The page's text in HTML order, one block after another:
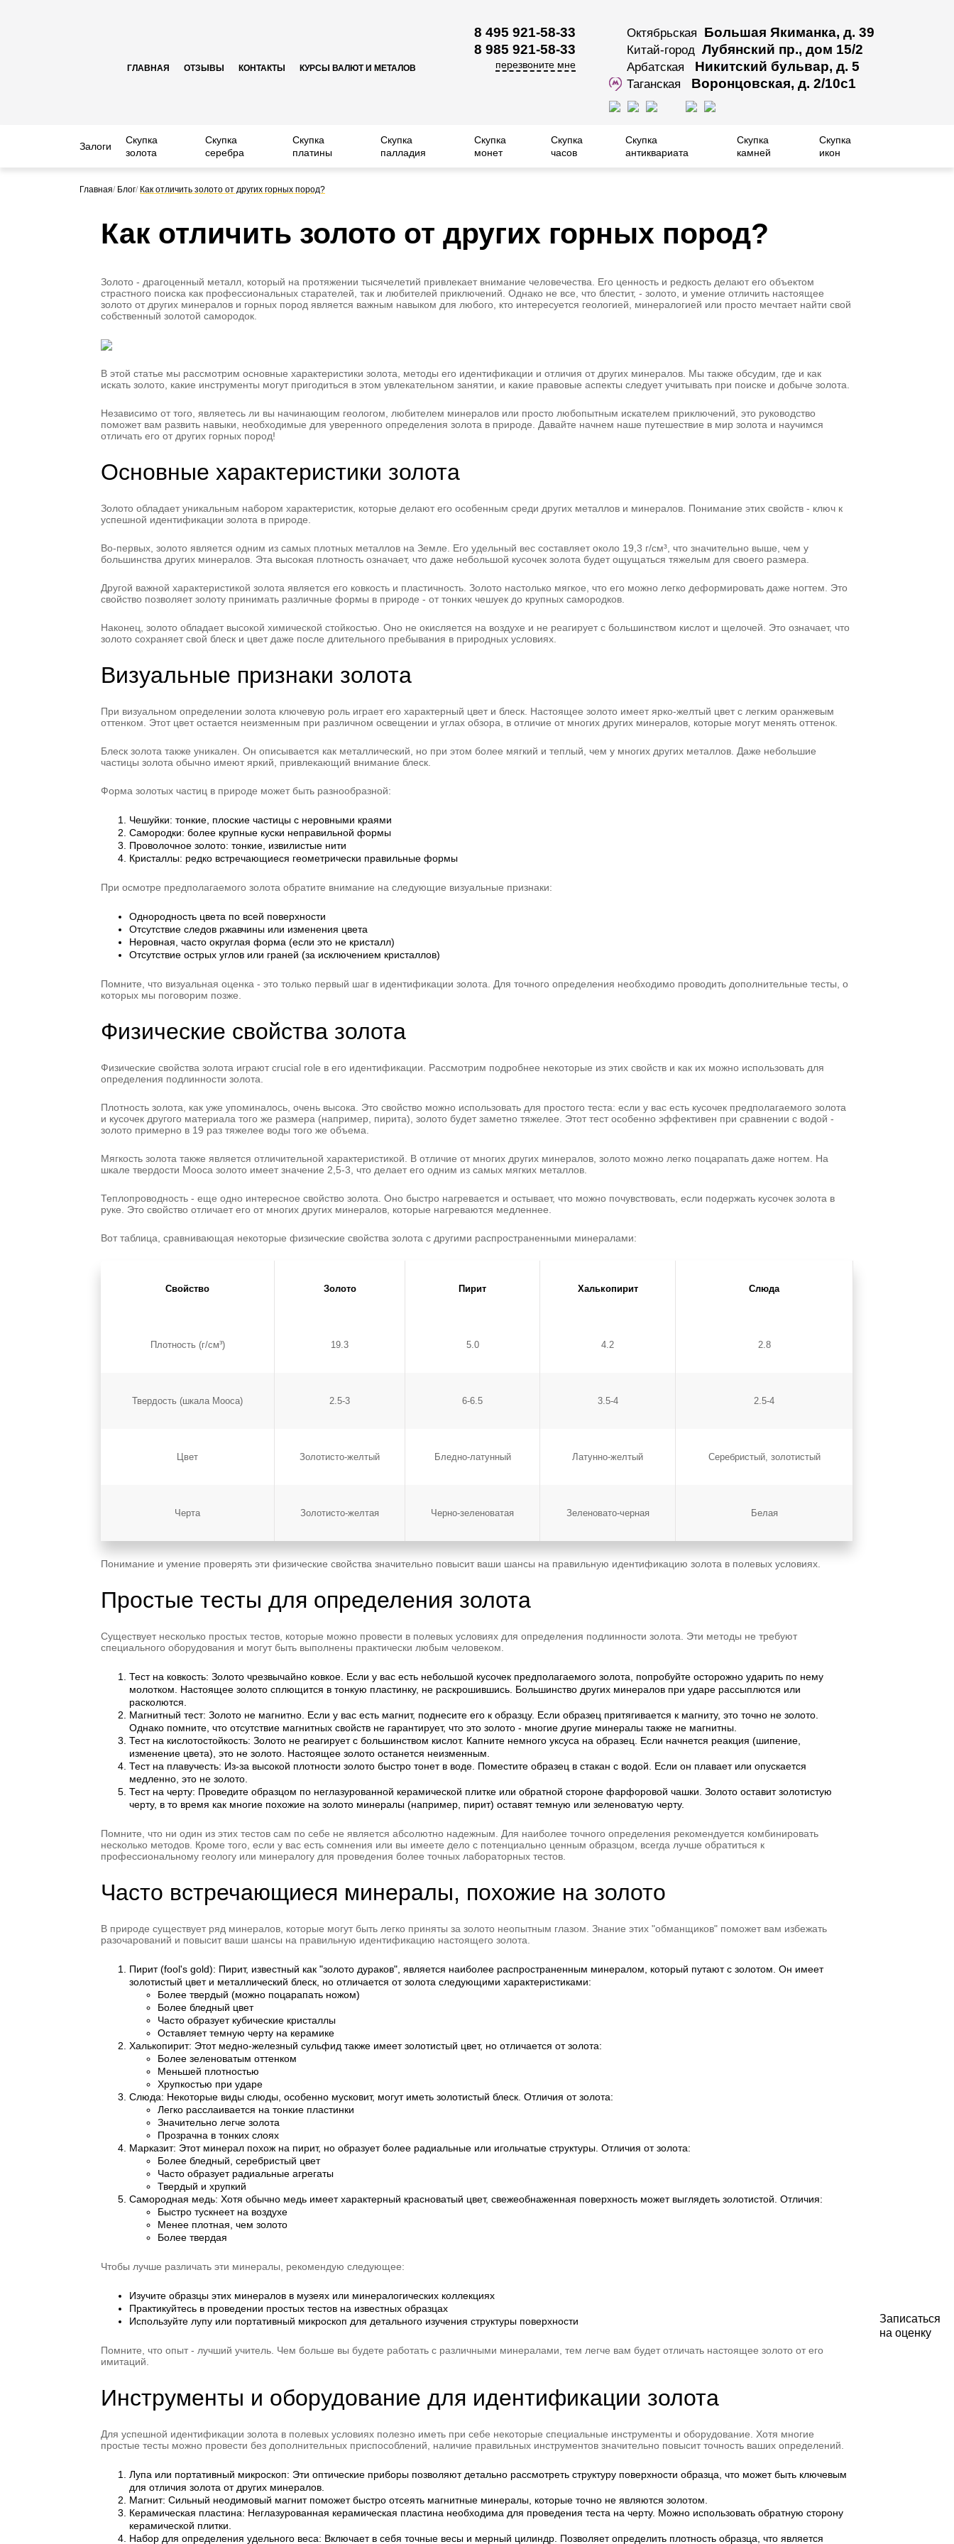
ГЛАВНАЯ ОТЗЫВЫ КОНТАКТЫ КУРСЫ ВАЛЮТ И МЕТАЛОВ
8 495 921-58-33
8 985 921-58-33
перезвоните мне
Октябрьская Большая Якиманка, д. 39
Китай-город Лубянский пр., дом 15/2
Арбатская Никитский бульвар, д. 5
Таганская Воронцовская, д. 2/10с1
Залоги
Скупка
золота
Скупка
серебра
Скупка
платины
Скупка
палладия
Скупка
монет
Скупка
часов
Скупка
антиквариата
Скупка
камней
Скупка
икон
Главная/ Блог/ Как отличить золото от других горных пород?
Как отличить золото от других горных пород?
Золото - драгоценный металл, который на протяжении тысячелетий привлекает внимание человечества. Его ценность и редкость делают его объектом
страстного поиска как профессиональных старателей, так и любителей приключений. Однако не все, что блестит, - золото, и умение отличить настоящее
золото от других минералов и горных пород является важным навыком для любого, кто интересуется геологией, минералогией или просто мечтает найти свой
собственный золотой самородок.
В этой статье мы рассмотрим основные характеристики золота, методы его идентификации и отличия от других минералов. Мы также обсудим, где и как
искать золото, какие инструменты могут пригодиться в этом увлекательном занятии, и какие правовые аспекты следует учитывать при поиске и добыче золота.
Независимо от того, являетесь ли вы начинающим геологом, любителем минералов или просто любопытным искателем приключений, это руководство
поможет вам развить навыки, необходимые для уверенного определения золота в природе. Давайте начнем наше путешествие в мир золота и научимся
отличать его от других горных пород!
Основные характеристики золота
Золото обладает уникальным набором характеристик, которые делают его особенным среди других металлов и минералов. Понимание этих свойств - ключ к
успешной идентификации золота в природе.
Во-первых, золото является одним из самых плотных металлов на Земле. Его удельный вес составляет около 19,3 г/см³, что значительно выше, чем у
большинства других минералов. Эта высокая плотность означает, что даже небольшой кусочек золота будет ощущаться тяжелым для своего размера.
Другой важной характеристикой золота является его ковкость и пластичность. Золото настолько мягкое, что его можно легко деформировать даже ногтем. Это
свойство позволяет золоту принимать различные формы в природе - от тонких чешуек до крупных самородков.
Наконец, золото обладает высокой химической стойкостью. Оно не окисляется на воздухе и не реагирует с большинством кислот и щелочей. Это означает, что
золото сохраняет свой блеск и цвет даже после длительного пребывания в природных условиях.
Визуальные признаки золота
При визуальном определении золота ключевую роль играет его характерный цвет и блеск. Настоящее золото имеет ярко-желтый цвет с легким оранжевым
оттенком. Этот цвет остается неизменным при различном освещении и углах обзора, в отличие от многих других минералов, которые могут менять оттенок.
Блеск золота также уникален. Он описывается как металлический, но при этом более мягкий и теплый, чем у многих других металлов. Даже небольшие
частицы золота обычно имеют яркий, привлекающий внимание блеск.
Форма золотых частиц в природе может быть разнообразной:
Чешуйки: тонкие, плоские частицы с неровными краями
Самородки: более крупные куски неправильной формы
Проволочное золото: тонкие, извилистые нити
Кристаллы: редко встречающиеся геометрически правильные формы
При осмотре предполагаемого золота обратите внимание на следующие визуальные признаки:
Однородность цвета по всей поверхности
Отсутствие следов ржавчины или изменения цвета
Неровная, часто округлая форма (если это не кристалл)
Отсутствие острых углов или граней (за исключением кристаллов)
Помните, что визуальная оценка - это только первый шаг в идентификации золота. Для точного определения необходимо проводить дополнительные тесты, о
которых мы поговорим позже.
Физические свойства золота
Физические свойства золота играют crucial role в его идентификации. Рассмотрим подробнее некоторые из этих свойств и как их можно использовать для
определения подлинности золота.
Плотность золота, как уже упоминалось, очень высока. Это свойство можно использовать для простого теста: если у вас есть кусочек предполагаемого золота
и кусочек другого материала того же размера (например, пирита), золото будет заметно тяжелее. Этот тест особенно эффективен при сравнении с водой -
золото примерно в 19 раз тяжелее воды того же объема.
Мягкость золота также является отличительной характеристикой. В отличие от многих других минералов, золото можно легко поцарапать даже ногтем. На
шкале твердости Мооса золото имеет значение 2,5-3, что делает его одним из самых мягких металлов.
Теплопроводность - еще одно интересное свойство золота. Оно быстро нагревается и остывает, что можно почувствовать, если подержать кусочек золота в
руке. Это свойство отличает его от многих других минералов, которые нагреваются медленнее.
Вот таблица, сравнивающая некоторые физические свойства золота с другими распространенными минералами:
Свойство Золото Пирит Халькопирит Слюда
Плотность (г/см³) 19.3 5.0 4.2 2.8
Твердость (шкала Мооса) 2.5-3 6-6.5 3.5-4 2.5-4
Цвет Золотисто-желтый Бледно-латунный Латунно-желтый Серебристый, золотистый
Черта Золотисто-желтая Черно-зеленоватая Зеленовато-черная Белая
Понимание и умение проверять эти физические свойства значительно повысит ваши шансы на правильную идентификацию золота в полевых условиях.
Простые тесты для определения золота
Существует несколько простых тестов, которые можно провести в полевых условиях для определения подлинности золота. Эти методы не требуют
специального оборудования и могут быть выполнены практически любым человеком.
Тест на ковкость: Золото чрезвычайно ковкое. Если у вас есть небольшой кусочек предполагаемого золота, попробуйте осторожно ударить по нему
молотком. Настоящее золото сплющится в тонкую пластинку, не раскрошившись. Большинство других минералов при ударе рассыплются или
расколются.
Магнитный тест: Золото не магнитно. Если у вас есть магнит, поднесите его к образцу. Если образец притягивается к магниту, это точно не золото.
Однако помните, что отсутствие магнитных свойств не гарантирует, что это золото - многие другие минералы также не магнитны.
Тест на кислотостойкость: Золото не реагирует с большинством кислот. Капните немного уксуса на образец. Если начнется реакция (шипение,
изменение цвета), это не золото. Настоящее золото останется неизменным.
Тест на плавучесть: Из-за высокой плотности золото быстро тонет в воде. Поместите образец в стакан с водой. Если он плавает или опускается
медленно, это не золото.
Тест на черту: Проведите образцом по неглазурованной керамической плитке или обратной стороне фарфоровой чашки. Золото оставит золотистую
черту, в то время как многие похожие на золото минералы (например, пирит) оставят темную или зеленоватую черту.
Помните, что ни один из этих тестов сам по себе не является абсолютно надежным. Для наиболее точного определения рекомендуется комбинировать
несколько методов. Кроме того, если у вас есть сомнения или вы имеете дело с потенциально ценным образцом, всегда лучше обратиться к
профессиональному геологу или минералогу для проведения более точных лабораторных тестов.
Часто встречающиеся минералы, похожие на золото
В природе существует ряд минералов, которые могут быть легко приняты за золото неопытным глазом. Знание этих "обманщиков" поможет вам избежать
разочарований и повысит ваши шансы на правильную идентификацию настоящего золота.
Пирит (fool's gold): Пирит, известный как "золото дураков", является наиболее распространенным минералом, который путают с золотом. Он имеет
золотистый цвет и металлический блеск, но отличается от золота следующими характеристиками:
Более твердый (можно поцарапать ножом)
Более бледный цвет
Часто образует кубические кристаллы
Оставляет темную черту на керамике
Халькопирит: Этот медно-железный сульфид также имеет золотистый цвет, но отличается от золота:
Более зеленоватым оттенком
Меньшей плотностью
Хрупкостью при ударе
Слюда: Некоторые виды слюды, особенно мусковит, могут иметь золотистый блеск. Отличия от золота:
Легко расслаивается на тонкие пластинки
Значительно легче золота
Прозрачна в тонких слоях
Марказит: Этот минерал похож на пирит, но образует более радиальные или игольчатые структуры. Отличия от золота:
Более бледный, серебристый цвет
Часто образует радиальные агрегаты
Твердый и хрупкий
Самородная медь: Хотя обычно медь имеет характерный красноватый цвет, свежеобнаженная поверхность может выглядеть золотистой. Отличия:
Быстро тускнеет на воздухе
Менее плотная, чем золото
Более твердая
Чтобы лучше различать эти минералы, рекомендую следующее:
Изучите образцы этих минералов в музеях или минералогических коллекциях
Практикуйтесь в проведении простых тестов на известных образцах
Используйте лупу или портативный микроскоп для детального изучения структуры поверхности
Помните, что опыт - лучший учитель. Чем больше вы будете работать с различными минералами, тем легче вам будет отличать настоящее золото от его
имитаций.
Инструменты и оборудование для идентификации золота
Для успешной идентификации золота в полевых условиях полезно иметь при себе некоторые специальные инструменты и оборудование. Хотя многие
простые тесты можно провести без дополнительных приспособлений, наличие правильных инструментов значительно повысит точность ваших определений.
Лупа или портативный микроскоп: Эти оптические приборы позволяют детально рассмотреть структуру поверхности образца, что может быть ключевым
для отличия золота от других минералов.
Магнит: Сильный неодимовый магнит поможет быстро отсеять магнитные минералы, которые точно не являются золотом.
Керамическая пластина: Неглазурованная керамическая пластина необходима для проведения теста на черту. Можно использовать обратную сторону
керамической плитки.
Набор для определения удельного веса: Включает в себя точные весы и мерный цилиндр. Позволяет определить плотность образца, что является
Записаться
на оценку